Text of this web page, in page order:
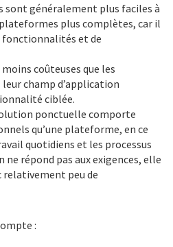
sont généralement plus faciles à
plus complètes, car il
fonctionnalités et de
coûteuses que les
champ d’application
ciblée.
ponctuelle comporte
qu’une plateforme, en ce
quotidiens et les processus
ne répond pas aux exigences, elle
relativement peu de
: